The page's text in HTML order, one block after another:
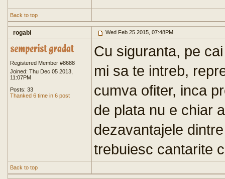
Back to top
rogabi Wed Feb 25 2015, 07:48PM
Registered Member #8688
Joined: Thu Dec 05 2013,
11:07PM
Posts: 33
Thanked 6 time in 6 post
Cu siguranta, pe
mi sa te intreb,
cumva ofiter, inca
de plata nu e chiar
dezavantajele
trebuiesc cantarite
Back to top